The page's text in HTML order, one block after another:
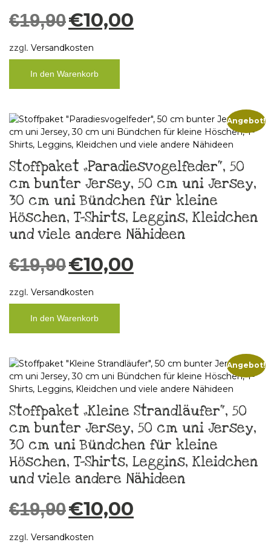
€19,90€10,00
zzgl. Versandkosten
In den Warenkorb
Angebot!
Stoffpaket „Paradiesvogelfeder“, 50
cm bunter Jersey, 50 cm uni Jersey,
30 cm uni Bündchen für kleine
Höschen, T-Shirts, Leggins, Kleidchen
und viele andere Nähideen
€19,90€10,00
zzgl. Versandkosten
In den Warenkorb
Angebot!
Stoffpaket „Kleine Strandläufer“, 50
cm bunter Jersey, 50 cm uni Jersey,
30 cm uni Bündchen für kleine
Höschen, T-Shirts, Leggins, Kleidchen
und viele andere Nähideen
€19,90€10,00
zzgl. Versandkosten